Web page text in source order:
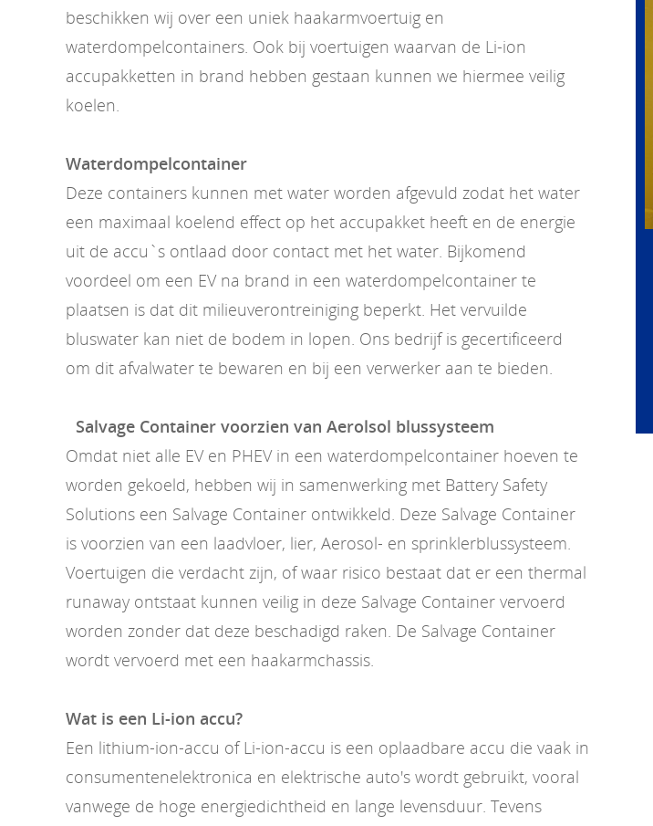
beschikken wij over een uniek haakarmvoertuig en
waterdompelcontainers. Ook bij voertuigen waarvan de Li-ion
accupakketten in brand hebben gestaan kunnen we hiermee veilig
koelen.
Waterdompelcontainer
Deze containers kunnen met water worden afgevuld zodat het water
een maximaal koelend effect op het accupakket heeft en de energie
uit de accu`s ontlaad door contact met het water. Bijkomend
voordeel om een EV na brand in een waterdompelcontainer te
plaatsen is dat dit milieuverontreiniging beperkt. Het vervuilde
bluswater kan niet de bodem in lopen. Ons bedrijf is gecertificeerd
om dit afvalwater te bewaren en bij een verwerker aan te bieden.
Salvage Container voorzien van Aerolsol blussysteem
Omdat niet alle EV en PHEV in een waterdompelcontainer hoeven te
worden gekoeld, hebben wij in samenwerking met Battery Safety
Solutions een Salvage Container ontwikkeld. Deze Salvage Container
is voorzien van een laadvloer, lier, Aerosol- en sprinklerblussysteem.
Voertuigen die verdacht zijn, of waar risico bestaat dat er een thermal
runaway ontstaat kunnen veilig in deze Salvage Container vervoerd
worden zonder dat deze beschadigd raken. De Salvage Container
wordt vervoerd met een haakarmchassis.
Wat is een Li-ion accu?
Een lithium-ion-accu of Li-ion-accu is een oplaadbare accu die vaak in
consumentenelektronica en elektrische auto's wordt gebruikt, vooral
vanwege de hoge energiedichtheid en lange levensduur. Tevens